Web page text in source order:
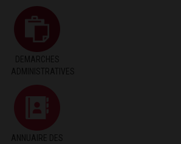
DEMARCHES
ADMINISTRATIVES
ANNUAIRE DES